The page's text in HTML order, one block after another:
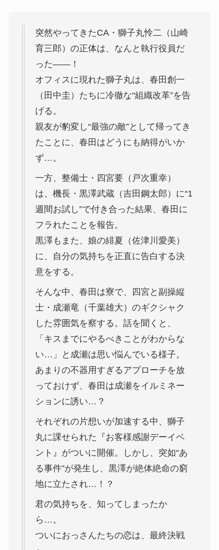
突然やってきたCA・獅子丸怜二（山崎
育三郎）の正体は、なんと執行役員だ
った――！
オフィスに現れた獅子丸は、春田創一
（田中圭）たちに冷徹な“組織改革”を告
げる。
親友が豹変し“最強の敵”として帰ってき
たことに、春田はどうにも納得がいか
ず…。
一方、整備士・四宮要（戸次重幸）
は、機長・黒澤武蔵（吉田鋼太郎）に“1
週間お試し”で付き合った結果、春田に
フラれたことを報告。
黒澤もまた、娘の緋夏（佐津川愛美）
に、自分の気持ちを正直に告白する決
意をする。
そんな中、春田は寮で、四宮と副操縦
士・成瀬竜（千葉雄大）のギクシャク
した雰囲気を察する。話を聞くと、
「キスまでにやるべきことがわからな
い…」と成瀬は思い悩んでいる様子。
あまりの不器用すぎるアプローチを放
っておけず、春田は成瀬をイルミネー
ションに誘い…？
それぞれの片想いが加速する中、獅子
丸に課せられた『お客様感謝デーイベ
ント』がついに開催。しかし、突如“あ
る事件”が発生し、黒澤が絶体絶命の窮
地に立たされ…！？
君の気持ちを、知ってしまったか
ら…。
ついにおっさんたちの恋は、最終決戦